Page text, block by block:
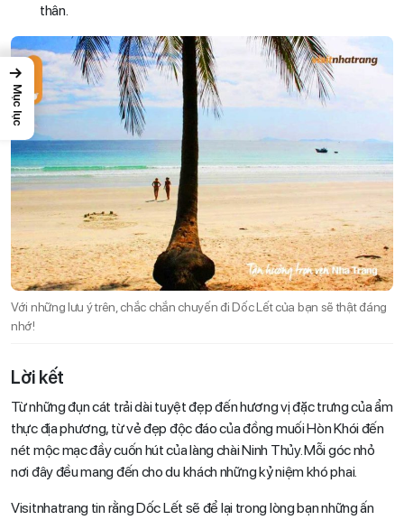
thân.
Với những lưu ý trên, chắc chắn chuyến đi Dốc Lết của bạn sẽ thật đáng
nhớ!
Lời kết
Từ những đụn cát trải dài tuyệt đẹp đến hương vị đặc trưng của ẩm
thực địa phương, từ vẻ đẹp độc đáo của đồng muối Hòn Khói đến
nét mộc mạc đầy cuốn hút của làng chài Ninh Thủy. Mỗi góc nhỏ
nơi đây đều mang đến cho du khách những kỷ niệm khó phai.
Visitnhatrang tin rằng Dốc Lết sẽ để lại trong lòng bạn những ấn
→
Mục lục